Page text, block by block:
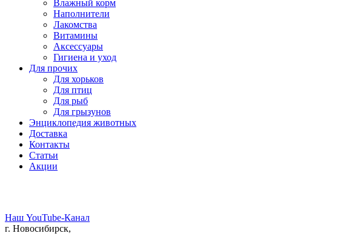
Влажный корм
Наполнители
Лакомства
Витамины
Аксессуары
Гигиена и уход
Для прочих
Для хорьков
Для птиц
Для рыб
Для грызунов
Энциклопедия животных
Доставка
Контакты
Статьи
Акции
Наш YouTube-Канал
г. Новосибирск,